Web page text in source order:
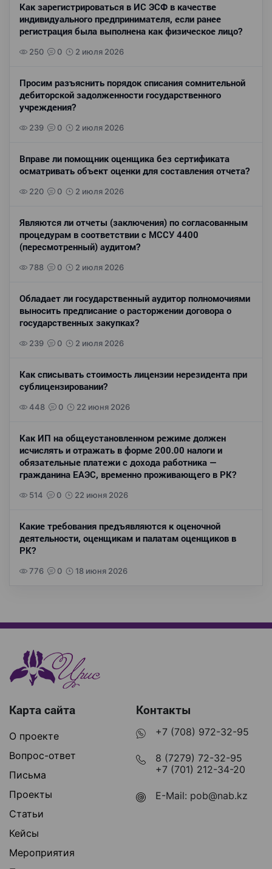
Как зарегистрироваться в ИС ЭСФ в качестве
индивидуального предпринимателя, если ранее
регистрация была выполнена как физическое лицо?
250 0 2 июля 2026
Просим разъяснить порядок списания сомнительной
дебиторской задолженности государственного
учреждения?
239 0 2 июля 2026
Вправе ли помощник оценщика без сертификата
осматривать объект оценки для составления отчета?
220 0 2 июля 2026
Являются ли отчеты (заключения) по согласованным
процедурам в соответствии с МССУ 4400
(пересмотренный) аудитом?
788 0 2 июля 2026
Обладает ли государственный аудитор полномочиями
выносить предписание о расторжении договора о
государственных закупках?
239 0 2 июля 2026
Как списывать стоимость лицензии нерезидента при
сублицензировании?
448 0 22 июня 2026
Как ИП на общеустановленном режиме должен
исчислять и отражать в форме 200.00 налоги и
обязательные платежи с дохода работника —
гражданина ЕАЭС, временно проживающего в РК?
514 0 22 июня 2026
Какие требования предъявляются к оценочной
деятельности, оценщикам и палатам оценщиков в
РК?
776 0 18 июня 2026
Карта сайта
О проекте
Вопрос-ответ
Письма
Проекты
Статьи
Кейсы
Мероприятия
Контакты
+7 (708) 972-32-95
8 (7279) 72-32-95
+7 (701) 212-34-20
E-Mail: pob@nab.kz